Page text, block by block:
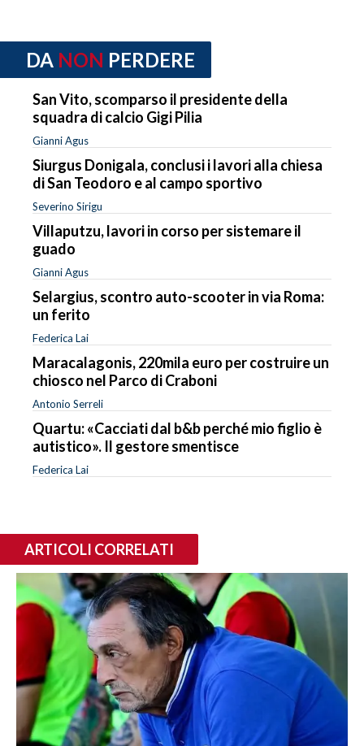
DA NON PERDERE
San Vito, scomparso il presidente della
squadra di calcio Gigi Pilia
Gianni Agus
Siurgus Donigala, conclusi i lavori alla chiesa
di San Teodoro e al campo sportivo
Severino Sirigu
Villaputzu, lavori in corso per sistemare il
guado
Gianni Agus
Selargius, scontro auto-scooter in via Roma:
un ferito
Federica Lai
Maracalagonis, 220mila euro per costruire un
chiosco nel Parco di Craboni
Antonio Serreli
Quartu: «Cacciati dal b&b perché mio figlio è
autistico». Il gestore smentisce
Federica Lai
ARTICOLI CORRELATI